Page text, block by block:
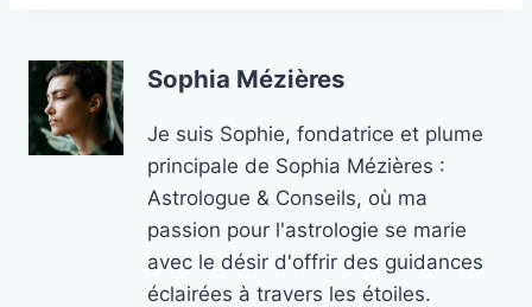
Sophia Mézières
Je suis Sophie, fondatrice et plume
principale de Sophia Mézières :
Astrologue & Conseils, où ma
passion pour l'astrologie se marie
avec le désir d'offrir des guidances
éclairées à travers les étoiles.